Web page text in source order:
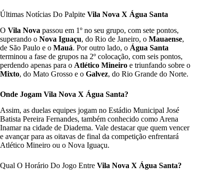
Últimas Notícias Do Palpite Vila Nova X Água Santa
O Vila Nova passou em 1º no seu grupo, com sete pontos,
superando o Nova Iguaçu, do Rio de Janeiro, o Mauaense,
de São Paulo e o Mauá. Por outro lado, o Água Santa
terminou a fase de grupos na 2º colocação, com seis pontos,
perdendo apenas para o Atlético Mineiro e triunfando sobre o
Mixto, do Mato Grosso e o Galvez, do Rio Grande do Norte.
Onde Jogam Vila Nova X Água Santa?
Assim, as duelas equipes jogam no Estádio Municipal José
Batista Pereira Fernandes, também conhecido como Arena
Inamar na cidade de Diadema. Vale destacar que quem vencer
e avançar para as oitavas de final da competição enfrentará
Atlético Mineiro ou o Nova Iguaçu.
Qual O Horário Do Jogo Entre Vila Nova X Água Santa?